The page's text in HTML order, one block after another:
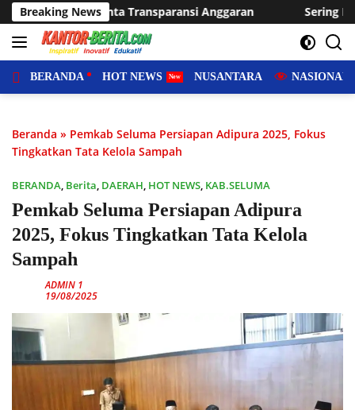
Langsung
ke
konten
Breaking News
Anggaran Sering Dilanda Genangan, Desa Sukaraja
BERANDA HOT NEWS NUSANTARA NASIONAL
Beranda » Pemkab Seluma Persiapan Adipura 2025, Fokus
Tingkatkan Tata Kelola Sampah
BERANDA, Berita, DAERAH, HOT NEWS, KAB.SELUMA
Pemkab Seluma Persiapan Adipura
2025, Fokus Tingkatkan Tata Kelola
Sampah
ADMIN 1
19/08/2025